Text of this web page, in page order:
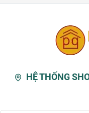
HỆ THỐNG